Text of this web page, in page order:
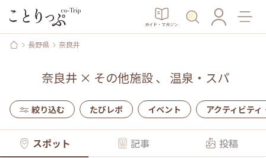
ガイド・マガジン
長野県 奈良井
奈良井 × その他施設、 温泉・スパ
絞り込む たびレポ イベント アクティビティ
スポット 記事 投稿